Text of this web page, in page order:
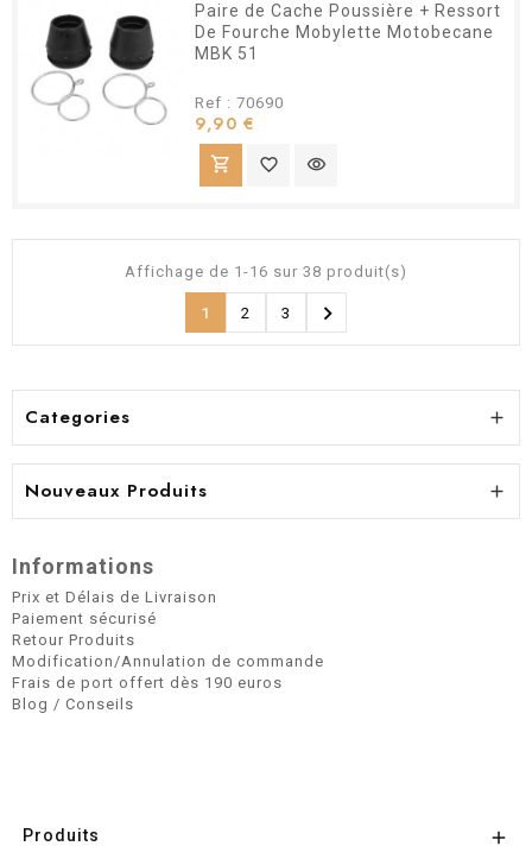
Paire de Cache Poussière + Ressort
De Fourche Mobylette Motobecane
MBK 51
Ref : 70690
9,90 €
shopping_cart favorite_border visibility
Affichage de 1-16 sur 38 produit(s)
1 2 3 
Categories 
Nouveaux Produits 
Informations
Prix et Délais de Livraison
Paiement sécurisé
Retour Produits
Modification/Annulation de commande
Frais de port offert dès 190 euros
Blog / Conseils
Produits 